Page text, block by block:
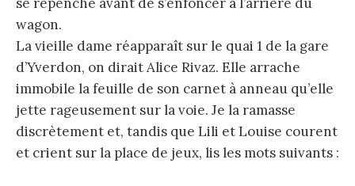
wagon.
La vieille dame réapparaît sur le quai 1 de la gare
d’Yverdon, on dirait Alice Rivaz. Elle arrache
immobile la feuille de son carnet à anneau qu’elle
jette rageusement sur la voie. Je la ramasse
discrètement et, tandis que Lili et Louise courent
et crient sur la place de jeux, lis les mots suivants :